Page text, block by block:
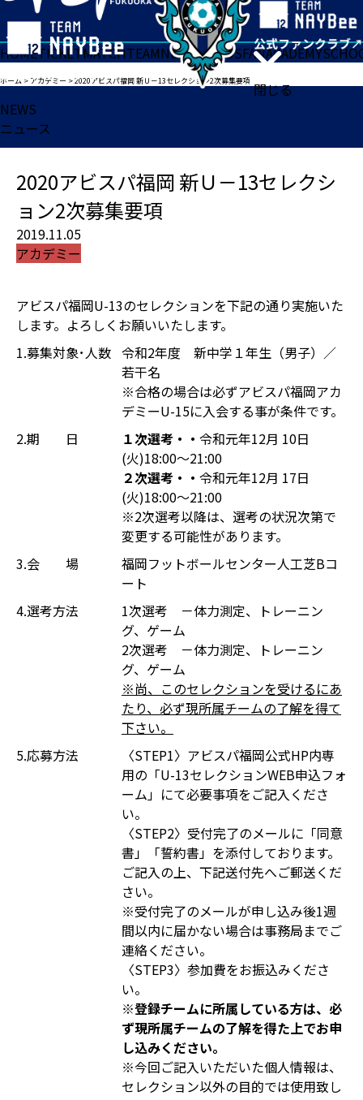
閉じる
HOMETICKETMATCHTEAMNEWSGOODSFANACADEMY
ホーム > アカデミー >2020アビスパ福岡 新Ｕ－13セレクション2次募集要項
NEWS
ニュース
2020アビスパ福岡 新Ｕ－13セレクシ
ョン2次募集要項
2019.11.05
アカデミー
アビスパ福岡U-13のセレクションを下記の通り実施いた
します。よろしくお願いいたします。
1.募集対象･人数 令和2年度 新中学１年生（男子）／
若干名
※合格の場合は必ずアビスパ福岡アカ
デミーU-15に入会する事が条件です。
2.期 日
１次選考・・ 令和元年12月 10日
(火)18:00～21:00
２次選考・・ 令和元年12月 17日
(火)18:00～21:00
※2次選考以降は、選考の状況次第で
変更する可能性があります。
3.会 場
福岡フットボールセンター人工芝Bコ
ート
4.選考方法
1次選考 －体力測定、トレーニン
グ、ゲーム
2次選考 －体力測定、トレーニン
グ、ゲーム
※尚、このセレクションを受けるにあ
たり、必ず現所属チームの了解を得て
下さい。
5.応募方法
〈STEP1〉アビスパ福岡公式HP内専
用の「U-13セレクションWEB申込フォ
ーム」にて必要事項をご記入くださ
い。
〈STEP2〉受付完了のメールに「同意
書」「誓約書」を添付しております。
ご記入の上、下記送付先へご郵送くだ
さい。
※受付完了のメールが申し込み後1週
間以内に届かない場合は事務局までご
連絡ください。
〈STEP3〉参加費をお振込みくださ
い。
※登録チームに所属している方は、必
ず現所属チームの了解を得た上でお申
し込みください。
※今回ご記入いただいた個人情報は、
セレクション以外の目的では使用致し